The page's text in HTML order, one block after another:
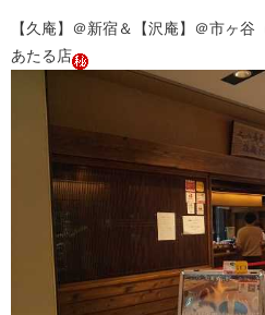
【久庵】＠新宿＆【沢庵】＠市ヶ
あたる店